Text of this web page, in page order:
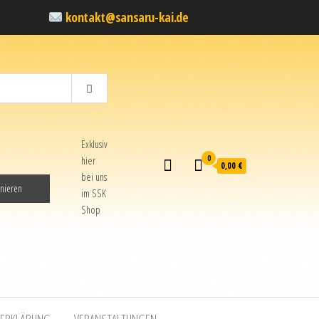
kontakt@sansaru-kai.de
Exklusiv
hier
bei uns
im SSK
Shop
0
0,00 €